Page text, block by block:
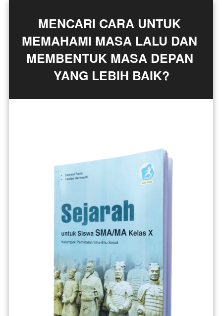
MENCARI CARA UNTUK
MEMAHAMI MASA LALU DAN
MEMBENTUK MASA DEPAN
YANG LEBIH BAIK?